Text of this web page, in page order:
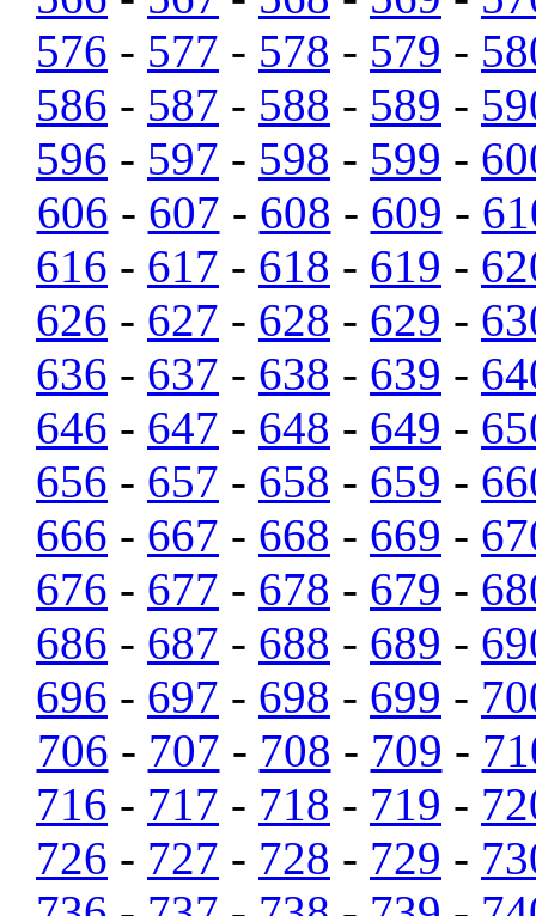
576 - 577 - 578 - 579 -
586 - 587 - 588 - 589 -
596 - 597 - 598 - 599 -
606 - 607 - 608 - 609 -
616 - 617 - 618 - 619 -
626 - 627 - 628 - 629 -
636 - 637 - 638 - 639 -
646 - 647 - 648 - 649 -
656 - 657 - 658 - 659 -
666 - 667 - 668 - 669 -
676 - 677 - 678 - 679 -
686 - 687 - 688 - 689 -
696 - 697 - 698 - 699 -
706 - 707 - 708 - 709 -
716 - 717 - 718 - 719 -
726 - 727 - 728 - 729 -